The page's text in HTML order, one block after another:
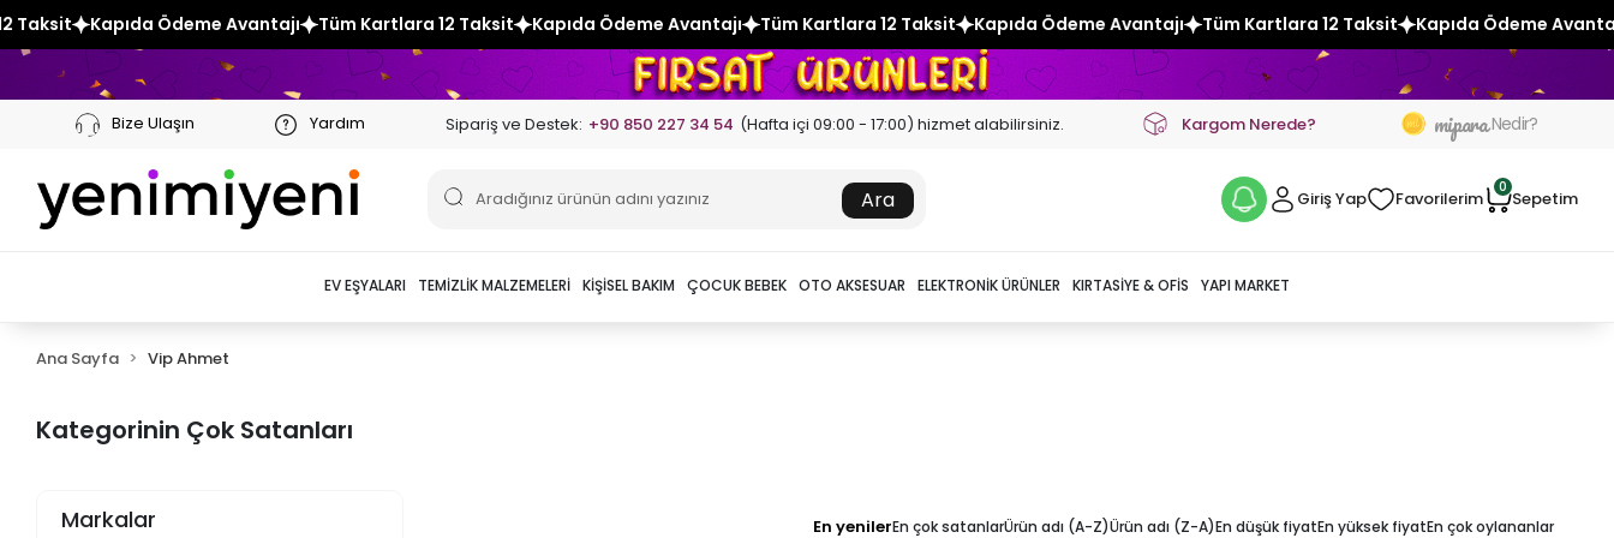
Kapıda Ödeme Avantajı Tüm Kartlara 12 Taksit Kapıda Ödeme Avantajı Tüm Kartlara 12 Taksit Kapıda Ödeme Avantajı Tüm Kartlara 12 Taksit Kapıda Ödeme Avantajı
Bize Ulaşın Yardım Sipariş ve Destek: +90 850 227 34 54 (Hafta içi 09:00 - 17:00) hizmet alabilirsiniz. Kargom Nerede? mipara Nedir?
Ara Giriş Yap Favorilerim
0
Sepetim
EV EŞYALARI TEMIZLIK MALZEMELERI KIŞISEL BAKIM ÇOCUK BEBEK OTO AKSESUAR ELEKTRONIK ÜRÜNLER KIRTASIYE & OFIS YAPI MARKET
Ana Sayfa Vip Ahmet
Kategorinin Çok Satanları
Markalar En yenilerEn çok satanlarÜrün adı (A-Z)Ürün adı (Z-A)En düşük fiyatEn yüksek fiyatEn çok oylananlar